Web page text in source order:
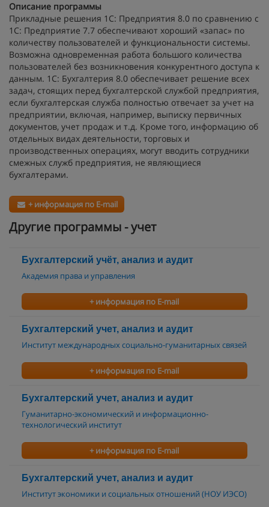
Описание программы
Прикладные решения 1С: Предприятия 8.0 по сравнению с
1С: Предприятие 7.7 обеспечивают хороший «запас» по
количеству пользователей и функциональности системы.
Возможна одновременная работа большого количества
пользователей без возникновения конкурентного доступа к
данным. 1С: Бухгалтерия 8.0 обеспечивает решение всех
задач, стоящих перед бухгалтерской службой предприятия,
если бухгалтерская служба полностью отвечает за учет на
предприятии, включая, например, выписку первичных
документов, учет продаж и т.д. Кроме того, информацию об
отдельных видах деятельности, торговых и
производственных операциях, могут вводить сотрудники
смежных служб предприятия, не являющиеся
бухгалтерами.
+ информация по E-mail
Другие программы - учет
Бухгалтерский учёт, анализ и аудит
Академия права и управления
+ информация по E-mail
Бухгалтерский учет, анализ и аудит
Институт международных социально-гуманитарных связей
+ информация по E-mail
Бухгалтерский учет, анализ и аудит
Гуманитарно-экономический и информационно-
технологический институт
+ информация по E-mail
Бухгалтерский учет, анализ и аудит
Институт экономики и социальных отношений (НОУ ИЭСО)